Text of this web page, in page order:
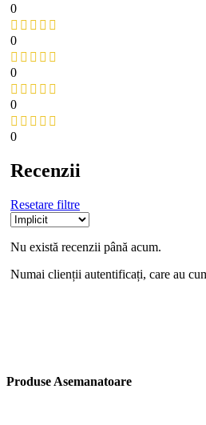
0
0
0
0
0
Recenzii
Resetare filtre
Nu există recenzii până acum.
Numai clienții autentificați, care au
Produse Asemanatoare